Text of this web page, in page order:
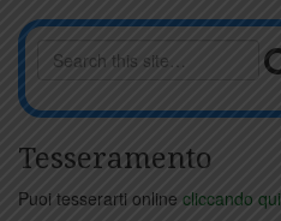
Tesseramento
Puoi tesserarti online cliccando qui